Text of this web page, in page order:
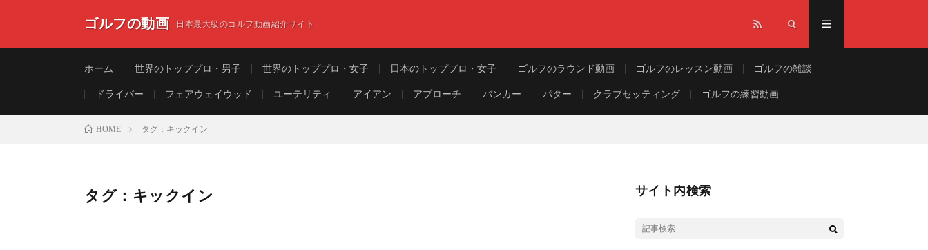
ゴルフの動画 日本最大級のゴルフ動画紹介サイト
ホーム 世界のトッププロ・男子 世界のトッププロ・女子 日本のトッププロ・女子 ゴルフのラウンド動画 ゴルフのレッスン動画 ゴルフの雑談
ドライバー フェアウェイウッド ユーテリティ アイアン アプローチ バンカー パター クラブセッティング ゴルフの練習動画
HOME タグ：キックイン
タグ：キックイン サイト内検索